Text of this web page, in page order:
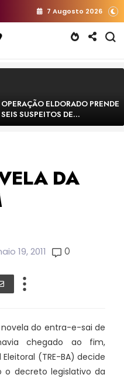
7 Augosto 2026
OPERAÇÃO ELDORADO PRENDE
SEIS SUSPEITOS DE
MOVIMENTAR R$ 25 MILHÕES
DA
19, 2011 0
do entra-e-sai de
chegado ao fim,
(TRE-BA) decide
decreto legislativo da